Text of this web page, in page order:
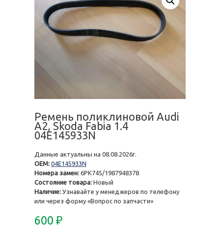
Ремень поликлиновой Audi
A2, Skoda Fabia 1.4
04E145933N
Данные актуальны на 08.08.2026г.
OEM: 04E145933N
Номера замен: 6PK745/1987948378
Состояние товара: Новый
Наличие: Узнавайте у менеджеров по телефону
или через форму «Вопрос по запчасти»
600 ₽